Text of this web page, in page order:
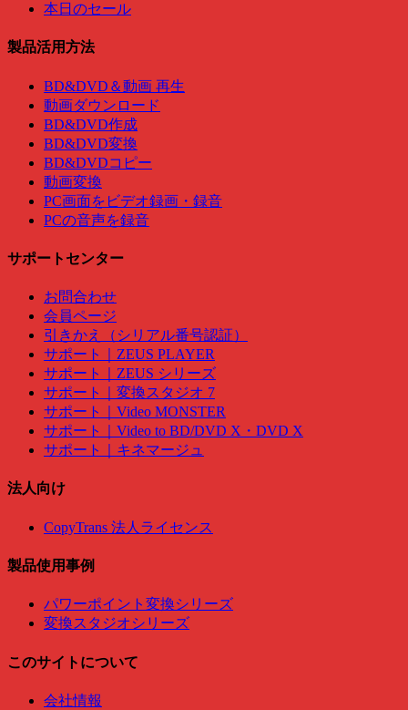
本日のセール
製品活用方法
BD&DVD＆動画 再生
動画ダウンロード
BD&DVD作成
BD&DVD変換
BD&DVDコピー
動画変換
PC画面をビデオ録画・録音
PCの音声を録音
サポートセンター
お問合わせ
会員ページ
引きかえ（シリアル番号認証）
サポート｜ZEUS PLAYER
サポート｜ZEUS シリーズ
サポート｜変換スタジオ 7
サポート｜Video MONSTER
サポート｜Video to BD/DVD X・DVD X
サポート｜キネマージュ
法人向け
CopyTrans 法人ライセンス
製品使用事例
パワーポイント変換シリーズ
変換スタジオシリーズ
このサイトについて
会社情報